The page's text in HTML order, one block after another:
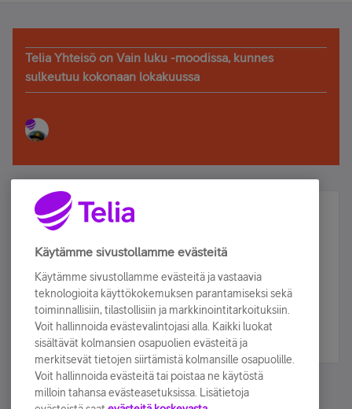
Telia Yhteisö on Vain luku -moodissa, kunnes
sulkeutuu kokonaan lokakuussa
Älä jää paitsi – osallistu ja voita!
Tilaa Telian uutiskirje ja olet mukana arvonnassa.
sähköpostiisi.
Tilaa nyt
Käytämme sivustollamme evästeitä
Käytämme sivustollamme evästeitä ja vastaavia
teknologioita käyttökokemuksen parantamiseksi sekä
toiminnallisiin, tilastollisiin ja markkinointitarkoituksiin.
Voit hallinnoida evästevalintojasi alla. Kaikki luokat
sisältävät kolmansien osapuolien evästeitä ja
merkitsevät tietojen siirtämistä kolmansille osapuolille.
Voit hallinnoida evästeitä tai poistaa ne käytöstä
milloin tahansa evästeasetuksissa. Lisätietoja